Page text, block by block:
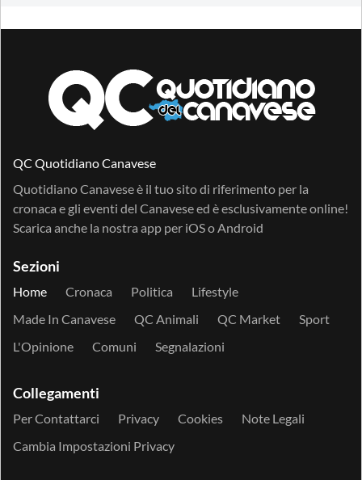
QC Quotidiano Canavese
Quotidiano Canavese è il tuo sito di riferimento per la
cronaca e gli eventi del Canavese ed è esclusivamente online!
Scarica anche la nostra app per iOSo Android
Sezioni
Home Cronaca Politica
Lifestyle
Made In Canavese
QC Animali QC Market
Sport
L'Opinione
Comuni Segnalazioni
Collegamenti
Per Contattarci Privacy Cookies
Note Legali
Cambia Impostazioni Privacy